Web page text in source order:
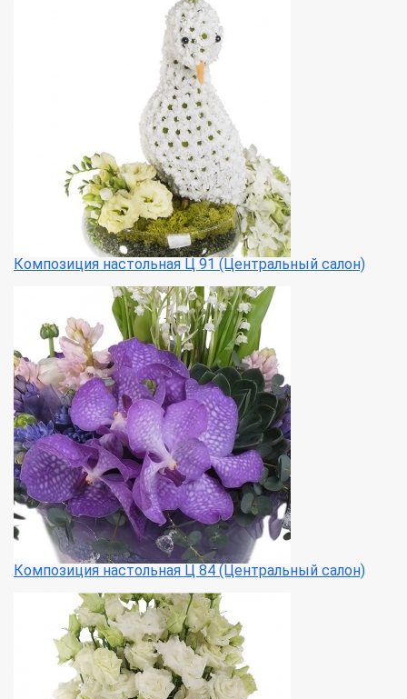
Композиция настольная Ц 91 (Центральный салон)
Композиция настольная Ц 84 (Центральный салон)